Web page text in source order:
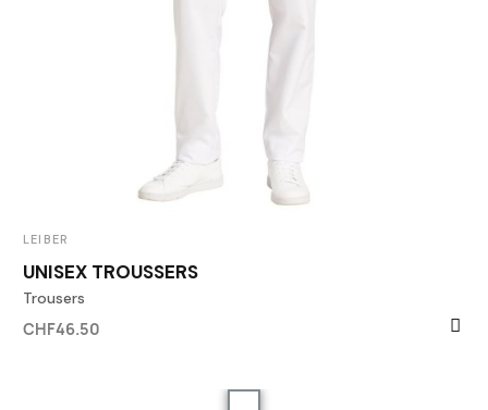
LEIBER
UNISEX TROUSSERS
Trousers
CHF46.50